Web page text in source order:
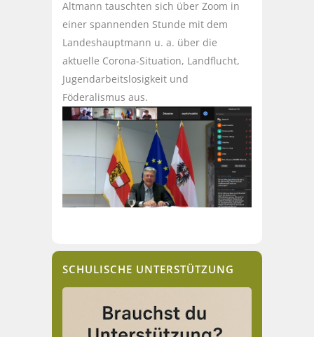
Altmann tauschten sich über Zoom in
einer spannenden Stunde mit dem
Landeshauptmann u. a. über die
aktuelle Corona-Situation, Landflucht,
Jugendarbeitslosigkeit und
Föderalismus aus.
SCHULISCHE UNTERSTÜTZUNG